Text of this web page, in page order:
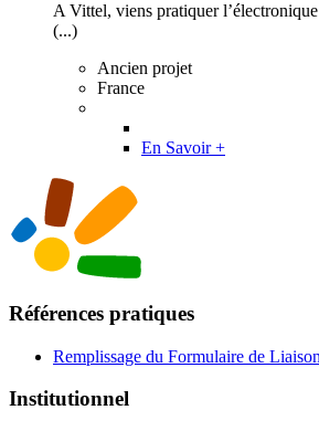
A Vittel, viens pratiquer
(...)
Ancien projet
France
En Savoir +
Références pratiques
Remplissage du Formulaire de Liaison
Institutionnel